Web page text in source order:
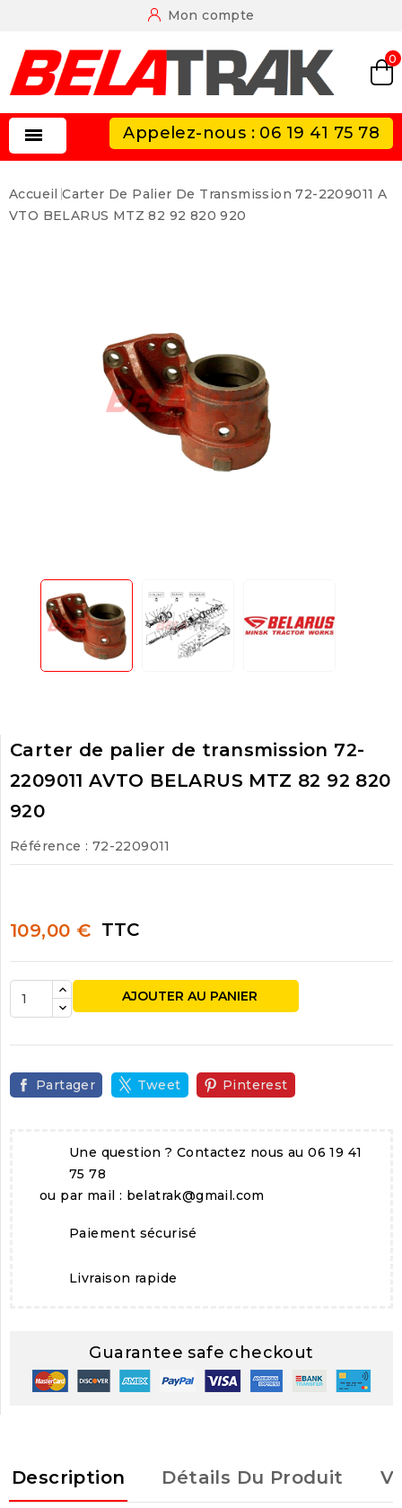
Mon compte
0
 Appelez-nous : 06 19 41 75 78
Accueil Carter De Palier De Transmission 72-2209011 A
VTO BELARUS MTZ 82 92 820 920
Carter de palier de transmission 72-
2209011 AVTO BELARUS MTZ 82 92 820
920
Référence : 72-2209011
109,00 € TTC
AJOUTER AU PANIER
Partager Tweet Pinterest
Une question ? Contactez nous au 06 19 41
75 78
ou par mail : belatrak@gmail.com
Paiement sécurisé
Livraison rapide
Guarantee safe checkout
Description Détails Du Produit